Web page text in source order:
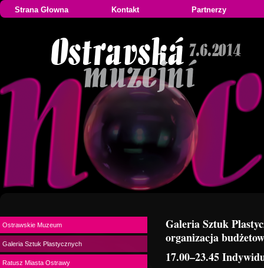
Strana Głowna Kontakt Partnerzy
Ostrawskie Muzeum
Galeria Sztuk Plastycznych
Ratusz Miasta Ostrawy
Galeria Sztuk
organizacja
17.00–23.45